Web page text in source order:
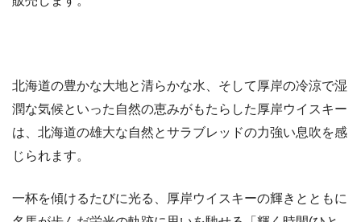
北海道の豊かな大地と清らかな水、そして厚岸の冷涼で湿
潤な気候といった自然の恵みがもたらした厚岸ウイスキー
は、北海道の雄大な自然とサラブレッドの力強い息吹を感
じられます。
一杯を傾けるたびに光る、厚岸ウイスキーの輝きとともに